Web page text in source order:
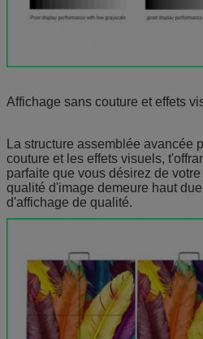
Affichage sans couture et effets
La structure assemblée avancée
couture et les effets visuels,
parfaite que vous désirez de
qualité d'image demeure haut
d'affichage de qualité.